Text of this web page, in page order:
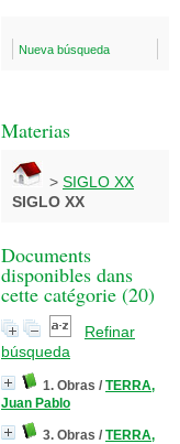
Nueva búsqueda
Materias
> SIGLO XX
SIGLO XX
Documents
disponibles dans
cette catégorie (20)
Refinar
búsqueda
1. Obras / TERRA,
Juan Pablo
3. Obras / TERRA,